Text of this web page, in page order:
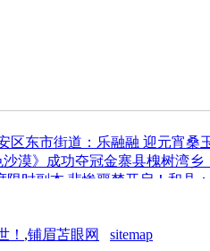
区东市街道：乐融融 迎元宵桑
沙漠》成功夺冠金寨县槐树湾乡
限时副本 悲惨噩梦开启！ 和县
！ ,铺眉苫眼网 sitemap